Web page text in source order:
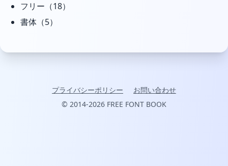
フリー （18）
書体 （5）
プライバシーポリシー
お問い合わせ
© 2014-2026 FREE FONT BOOK